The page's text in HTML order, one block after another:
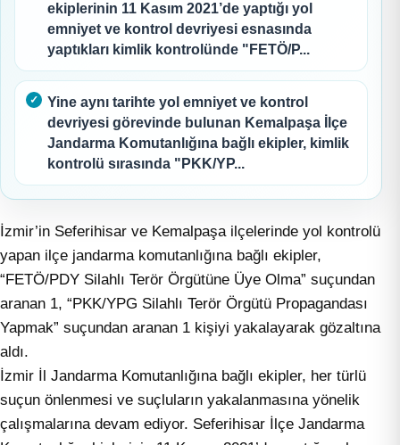
ekiplerinin 11 Kasım 2021’de yaptığı yol
emniyet ve kontrol devriyesi esnasında
yaptıkları kimlik kontrolünde "FETÖ/P...
Yine aynı tarihte yol emniyet ve kontrol
devriyesi görevinde bulunan Kemalpaşa İlçe
Jandarma Komutanlığına bağlı ekipler, kimlik
kontrolü sırasında "PKK/YP...
İzmir’in Seferihisar ve Kemalpaşa ilçelerinde yol kontrolü
yapan ilçe jandarma komutanlığına bağlı ekipler,
“FETÖ/PDY Silahlı Terör Örgütüne Üye Olma” suçundan
aranan 1, “PKK/YPG Silahlı Terör Örgütü Propagandası
Yapmak” suçundan aranan 1 kişiyi yakalayarak gözaltına
aldı.
İzmir İl Jandarma Komutanlığına bağlı ekipler, her türlü
suçun önlenmesi ve suçluların yakalanmasına yönelik
çalışmalarına devam ediyor. Seferihisar İlçe Jandarma